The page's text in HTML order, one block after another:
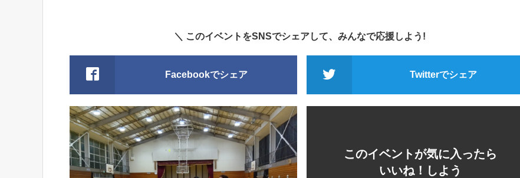
＼ このイベントをSNSでシェアして、みんなで応援しよう!
Facebookでシェア Twitterでシェア
このイベントが気に入ったら
いいね！しよう